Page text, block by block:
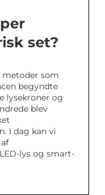
set?
som
begyndte
lysekroner og
blev
I dag kan vi
lys og smart-